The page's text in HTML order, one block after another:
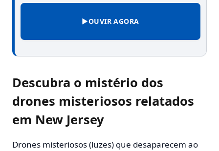
▶OUVIR AGORA
Descubra o mistério dos
drones misteriosos relatados
em New Jersey
Drones misteriosos (luzes) que desaparecem ao